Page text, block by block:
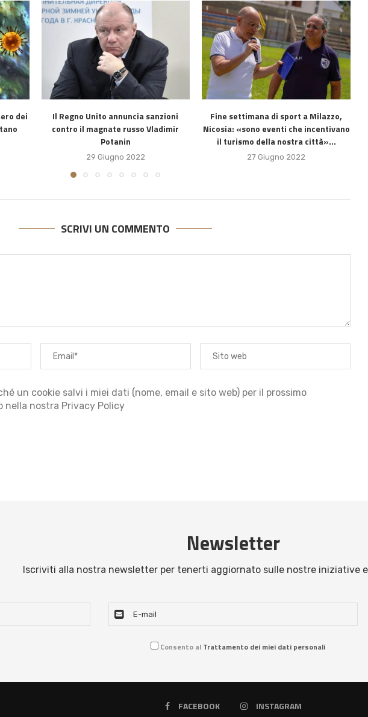
dei
Il Regno Unito annuncia sanzioni
contro il magnate russo Vladimir
Potanin
29 Giugno 2022
Fine settimana di sport a Milazzo,
Nicosia: «sono eventi che incentivano
il turismo della nostra città»...
27 Giugno 2022
SCRIVI UN COMMENTO
un cookie salvi i miei dati (nome, email e sito web) per il prossimo
nella nostra Privacy Policy
Newsletter
Iscriviti alla nostra newsletter per tenerti aggiornato sulle nostre iniziative
Consento al Trattamento dei miei dati personali
FACEBOOK INSTAGRAM